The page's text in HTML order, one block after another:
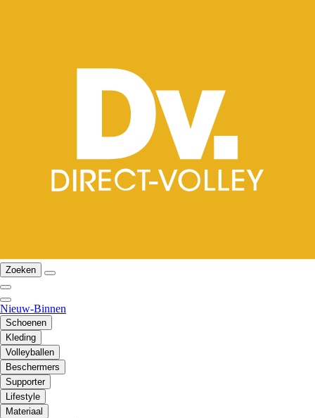
Zoeken
Nieuw-Binnen
Schoenen
Kleding
Volleyballen
Beschermers
Supporter
Lifestyle
Materiaal